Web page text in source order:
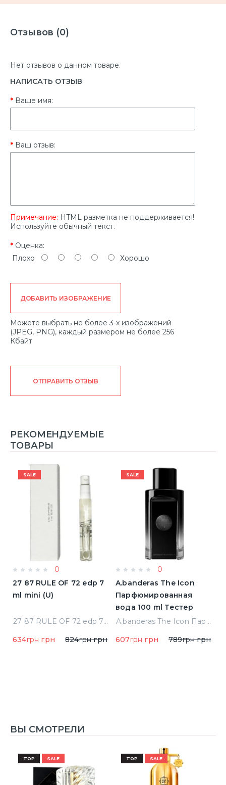
Отзывов (0)
Нет отзывов о данном товаре.
НАПИСАТЬ ОТЗЫВ
Ваше имя:
Ваш отзыв:
Примечание: HTML разметка не поддерживается!
Используйте обычный текст.
Оценка:
Плохо
Хорошо
ДОБАВИТЬ ИЗОБРАЖЕНИЕ
Можете выбрать не более 3-х изображений
(JPEG, PNG), каждый размером не более 256
Кбайт
ОТПРАВИТЬ ОТЗЫВ
РЕКОМЕНДУЕМЫЕ
ТОВАРЫ
SALE
0
27 87 RULE OF 72 edp 7
ml mini (U)
27 87 RULE OF 72 edp 7 ml mini (U)
634грн грн 824грнгрн
SALE
0
A.banderas The Icon
Парфюмированная
вода 100 ml Тестер
A.banderas The Icon Парфюмированная вода 100 ml Тестер
607грн грн 789грнгрн
ВЫ СМОТРЕЛИ
TOP SALE TOP SALE